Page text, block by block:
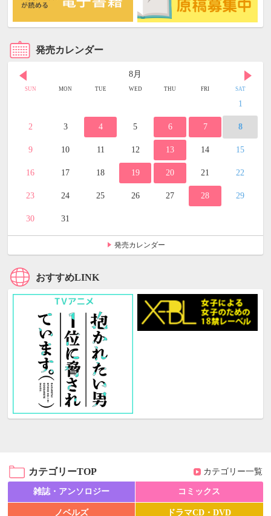
発売カレンダー
8月
SUN MON TUE WED THU FRI SAT
1
2 3 4 5 6 7 8
9 10 11 12 13 14 15
16 17 18 19 20 21 22
23 24 25 26 27 28 29
30 31
発売カレンダー
おすすめLINK
カテゴリーTOP カテゴリー一覧
雑誌・アンソロジー コミックス
ノベルズ ドラマCD・DVD